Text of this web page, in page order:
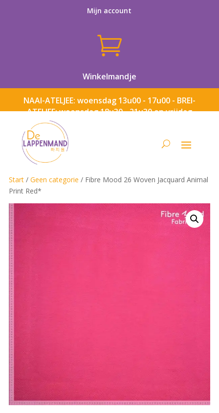
Mijn account

Winkelmandje
NAAI-ATELJEE: woensdag 13u00 - 17u00 - BREI-
ATELJEE: woensdag 18u30 - 21u30 en vrijdag
Start/ Geen categorie / Fibre Mood 26 Woven Jacquard Animal
Print Red*